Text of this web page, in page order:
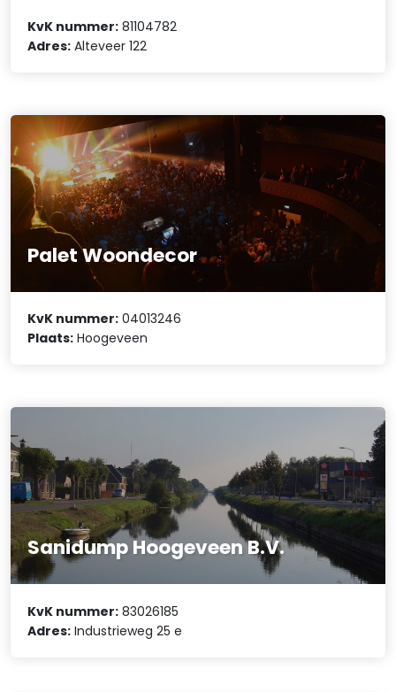
KvK nummer: 81104782
Adres: Alteveer 122
Palet Woondecor
KvK nummer: 04013246
Plaats: Hoogeveen
Sanidump Hoogeveen B.V.
KvK nummer: 83026185
Adres: Industrieweg 25 e